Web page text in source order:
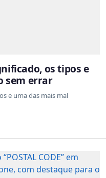
os tipos e
sem errar
e uma das mais mal